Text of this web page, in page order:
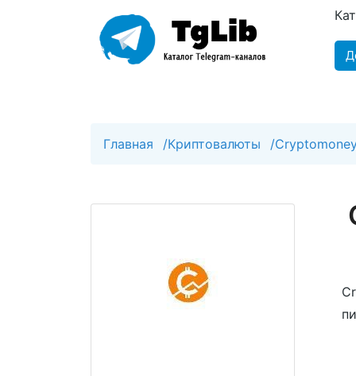
Главная /Криптовалюты /